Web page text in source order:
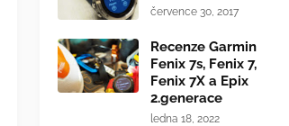
července 30, 2017
Recenze Garmin
Fenix 7s, Fenix 7,
Fenix 7X a Epix
2.generace
ledna 18, 2022